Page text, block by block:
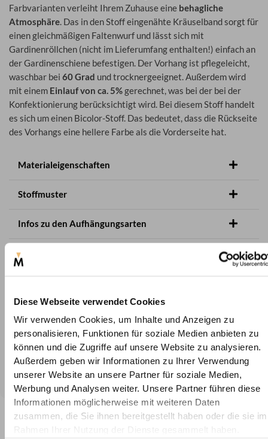
Diese Webseite verwendet Cookies
Wir verwenden Cookies, um Inhalte und Anzeigen zu
personalisieren, Funktionen für soziale Medien anbieten zu
können und die Zugriffe auf unsere Website zu analysieren.
Außerdem geben wir Informationen zu Ihrer Verwendung
unserer Website an unsere Partner für soziale Medien,
Werbung und Analysen weiter. Unsere Partner führen diese
Informationen möglicherweise mit weiteren Daten
zusammen, die Sie ihnen bereitgestellt haben oder die sie im
Farbvarianten verleiht Ihrem Zuhause eine behagliche
Atmosphäre. Das in den Stoff eingenähte Kräuselband sorgt für
einen gleichmäßigen Faltenwurf und lässt sich mit
Gardinenröllchen (nicht im Lieferumfang enthalten!) einfach an
der Gardinenschiene befestigen. Der Vorhang ist pflegeleicht,
waschbar bei 60 Grad und trocknergeeignet. Außerdem wird
mit einem Einlauf von ca. 5%gerechnet, was bei der bei der
Konfektionierung berücksichtigt wird. Bei diesem Stoff handelt
es sich um einen Bicolor-Stoff. Das bedeutet, dass die Rückseite
des Vorhangs eine hellere Farbe als die Vorderseite hat.
Materialeigenschaften
Stoffmuster
Infos zu den Aufhängungsarten
Pflegehinweise
FAQ
Kundenmeinungen